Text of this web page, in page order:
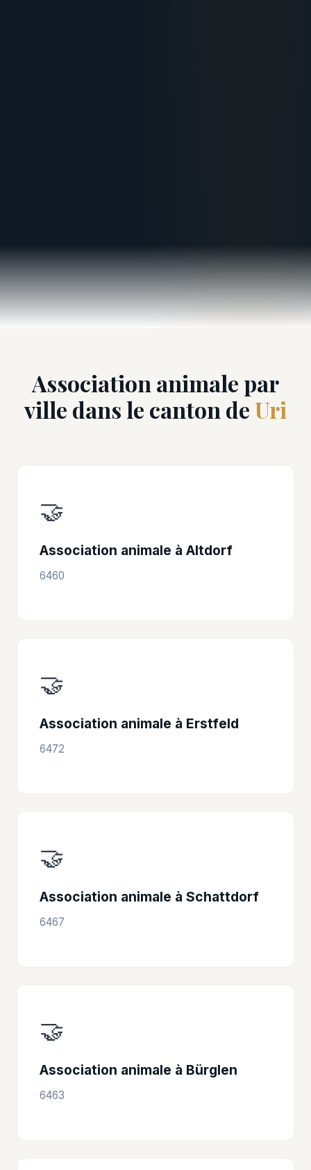
Association animale par
ville dans le canton deUri
🤝
Association animale à Altdorf
6460
🤝
Association animale à Erstfeld
6472
🤝
Association animale à Schattdorf
6467
🤝
Association animale à Bürglen
6463